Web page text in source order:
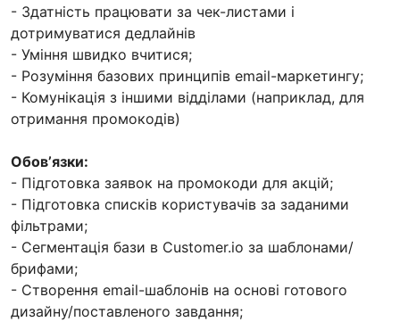
- Здатність працювати за чек-листами і
дотримуватися дедлайнів
- Уміння швидко вчитися;
- Розуміння базових принципів email-маркетингу;
- Комунікація з іншими відділами (наприклад, для
отримання промокодів)
Обовʼязки:
- Підготовка заявок на промокоди для акцій;
- Підготовка списків користувачів за заданими
фільтрами;
- Сегментація бази в Customer.io за шаблонами/
брифами;
- Створення email-шаблонів на основі готового
дизайну/поставленого завдання;